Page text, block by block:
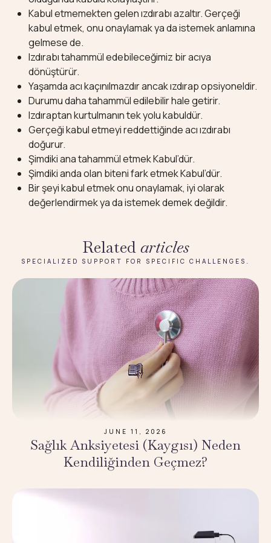
Kabul etmemekten gelen ızdırabı azaltır. Gerçeği
kabul etmek, onu onaylamak ya da istemek anlamına
gelmese de.
Izdırabı tahammül edebileceğimiz bir acıya
dönüştürür.
Yaşamda acı kaçınılmazdır ancak ızdırap opsiyoneldir.
Durumu daha tahammül edilebilir hale getirir.
Izdıraptan kurtulmanın tek yolu kabuldür.
Gerçeği kabul etmeyi reddettiğinde acı ızdırabı
doğurur.
Şimdiki ana tahammül etmek Kabul’dür.
Şimdiki anda olan biteni fark etmek Kabul’dür.
Bir şeyi kabul etmek onu onaylamak, iyi olarak
değerlendirmek ya da istemek demek değildir.
Related articles
SPECIALIZED SUPPORT FOR SPECIFIC CHALLENGES.
JUNE 11, 2026
Sağlık Anksiyetesi (Kaygısı) Neden
Kendiliğinden Geçmez?